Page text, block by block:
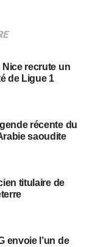
Nice recrute un
de Ligue 1
récente du
saoudite
titulaire de
envoie l’un de